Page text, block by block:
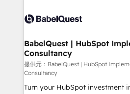
accreditations with HubSpot.
custom API integrations • AI
Boutique 'Elite' team of 12 •
Hub, Marketing Hub, Service
CMS • ISO/IEC 27001:2022, ISO
42001:2023 certified - the AI
GuardHub: our AI governance
BabelQuest | HubSpot
Consultancy
提供元：BabelQuest | HubSpot
Consultancy
Turn your HubSpot investment